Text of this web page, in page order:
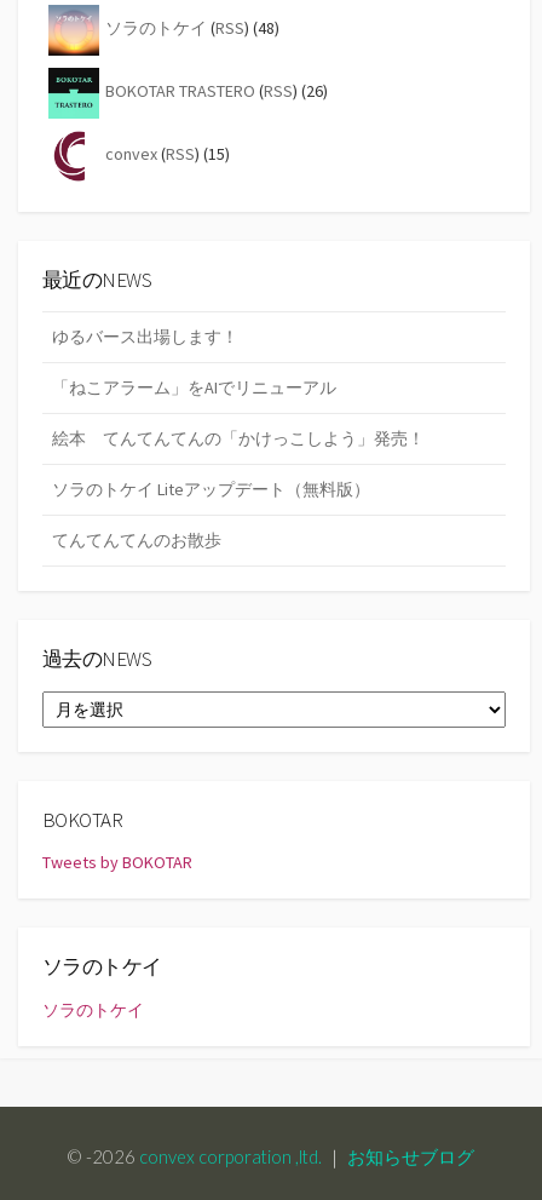
ソラのトケイ (RSS) (48)
BOKOTAR TRASTERO (RSS) (26)
convex(RSS) (15)
最近のNEWS
ゆるバース出場します！
「ねこアラーム」をAIでリニューアル
絵本 てんてんてんの「かけっこしよう」発売！
ソラのトケイ Liteアップデート（無料版）
てんてんてんのお散歩
過去のNEWS
去
BOKOTAR
Tweets by BOKOTAR
ソラのトケイ
ソラのトケイ
© -2026 convex corporation ,ltd. ｜ お知らせブログ